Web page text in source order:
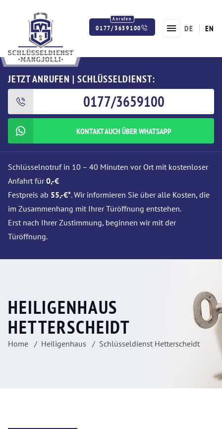
0177/3659100 DE EN
JETZT ANRUFEN | SCHLÜSSELDIENST:
0177/3659100
KONTAKT AUCH ÜBER WHATSAPP
Schlüsselnotruf in 10 – 40 Minuten vor Ort mit kostenloser
Anfahrt für0,-€
Festpreis ab 55,-€*. Wir informieren Sie über alle Kosten, die
im Zusammenhang mit Ihrer Türöffnung entstehen.
Erst nach Ihrer Zustimmung, beginnen wir mit der
Türöffnung.
HEILIGENHAUS
HETTERSCHEIDT
Home Heiligenhaus Schlüsseldienst Hetterscheidt